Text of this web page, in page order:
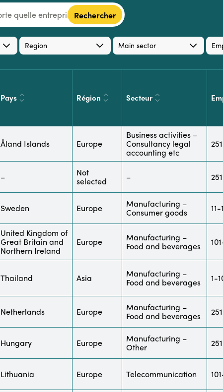
Rechercher
Region Main sector
Pays Région Secteur
Åland Islands Europe
Business activities –
Consultancy legal
accounting etc
–
Not
selected
–
Sweden Europe
Manufacturing –
Consumer goods
United Kingdom of
Great Britain and
Northern Ireland
Europe
Manufacturing –
Food and beverages
Thailand Asia
Manufacturing –
Food and beverages
1-
Netherlands Europe
Manufacturing –
Food and beverages
Hungary Europe
Manufacturing –
Other
Lithuania Europe Telecommunication